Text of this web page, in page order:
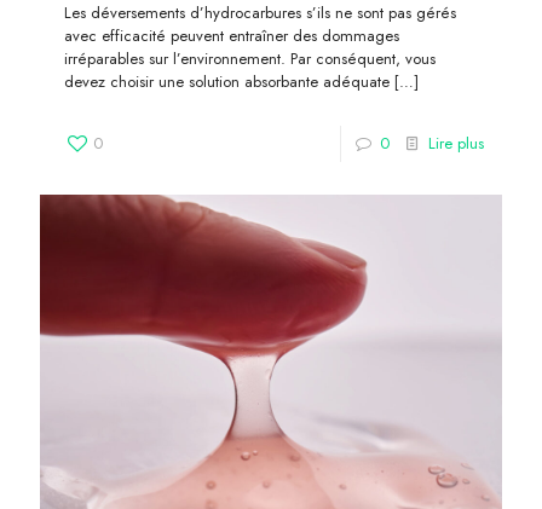
Les déversements d’hydrocarbures s’ils ne sont pas gérés
avec efficacité peuvent entraîner des dommages
irréparables sur l’environnement. Par conséquent, vous
devez choisir une solution absorbante adéquate […]
0 0 Lire plus